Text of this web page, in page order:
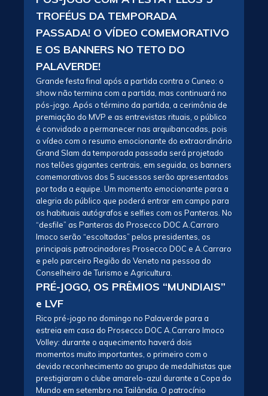
TROFÉUS DA TEMPORADA
PASSADA! O VÍDEO COMEMORATIVO
E OS BANNERS NO TETO DO
PALAVERDE!
Grande festa final após a partida contra o Cuneo: o
show não termina com a partida, mas continuará no
pós-jogo. Após o término da partida, a cerimônia de
premiação do MVP e as entrevistas rituais, o público
é convidado a permanecer nas arquibancadas, pois
o vídeo com o resumo emocionante do extraordinário
Grand Slam da temporada passada será projetado
nos telões gigantes centrais, em seguida, os banners
comemorativos dos 5 sucessos serão apresentados
por toda a equipe. Um momento emocionante para a
alegria do público que poderá entrar em campo para
os habituais autógrafos e selfies com os Panteras. No
“desfile” as Panteras do Prosecco DOC A.Carraro
Imoco serão “escoltadas” pelos presidentes, os
principais patrocinadores Prosecco DOC e A.Carraro
e pelo parceiro Região do Veneto na pessoa do
Conselheiro de Turismo e Agricultura.
PRÉ-JOGO, OS PRÊMIOS “MUNDIAIS”
e LVF
Rico pré-jogo no domingo no Palaverde para a
estreia em casa do Prosecco DOC A.Carraro Imoco
Volley: durante o aquecimento haverá dois
momentos muito importantes, o primeiro com o
devido reconhecimento ao grupo de medalhistas que
prestigiaram o clube amarelo-azul durante a Copa do
Mundo em setembro na Tailândia. O patrocínio